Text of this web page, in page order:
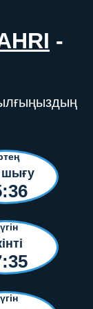
-
шығу